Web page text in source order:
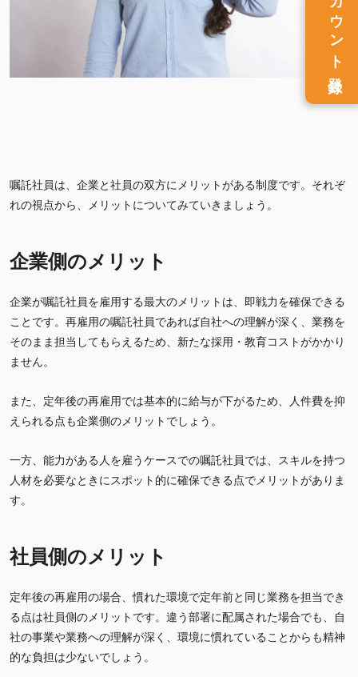
嘱託社員は、企業と社員の双方にメリットがある制度です。それぞ
れの視点から、メリットについてみていきましょう。
企業側のメリット
企業が嘱託社員を雇用する最大のメリットは、即戦力を確保できる
ことです。再雇用の嘱託社員であれば自社への理解が深く、業務を
そのまま担当してもらえるため、新たな採用・教育コストがかかり
ません。
また、定年後の再雇用では基本的に給与が下がるため、人件費を抑
えられる点も企業側のメリットでしょう。
一方、能力がある人を雇うケースでの嘱託社員では、スキルを持つ
人材を必要なときにスポット的に確保できる点でメリットがありま
す。
社員側のメリット
定年後の再雇用の場合、慣れた環境で定年前と同じ業務を担当でき
る点は社員側のメリットです。違う部署に配属された場合でも、自
社の事業や業務への理解が深く、環境に慣れていることからも精神
的な負担は少ないでしょう。
登録